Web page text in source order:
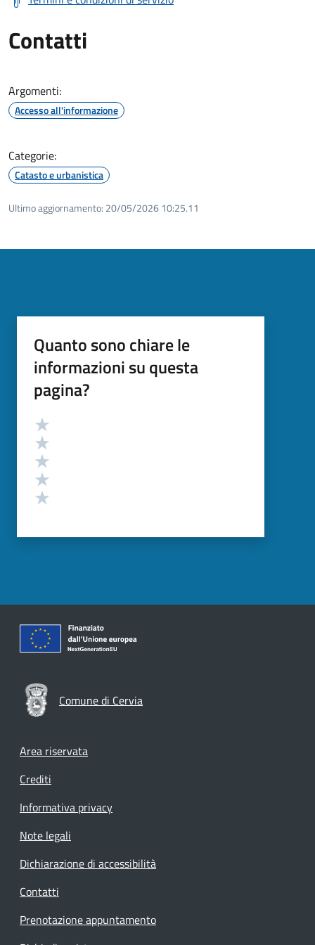
Contatti
Argomenti:
Accesso all'informazione
Categorie:
Catasto e urbanistica
Ultimo aggiornamento: 20/05/2026 10:25.11
Quanto sono chiare le
informazioni su questa
pagina?
Valutazione
Comune di Cervia
Footer menu
Area riservata
Crediti
Informativa privacy
Note legali
Dichiarazione di accessibilità
Contatti
Prenotazione appuntamento